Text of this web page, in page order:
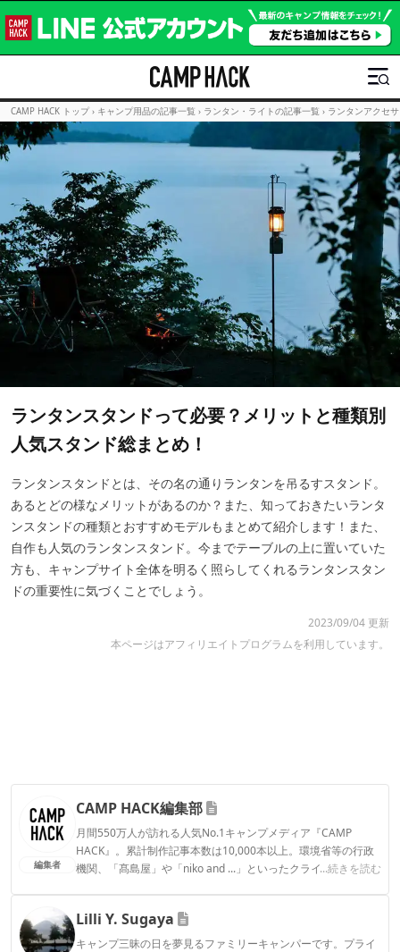
CAMP HACK トップ › キャンプ用品の記事一覧 › ランタン・ライトの記事一覧 › ランタンアクセ
ランタンスタンドって必要？メリットと種類別
人気スタンド総まとめ！
ランタンスタンドとは、その名の通りランタンを吊るすスタンド。
あるとどの様なメリットがあるのか？また、知っておきたいランタ
ンスタンドの種類とおすすめモデルもまとめて紹介します！また、
自作も人気のランタンスタンド。今までテーブルの上に置いていた
方も、キャンプサイト全体を明るく照らしてくれるランタンスタン
ドの重要性に気づくことでしょう。
2023/09/04 更新
本ページはアフィリエイトプログラムを利用しています。
編集者
CAMP HACK編集部
月間550万人が訪れる人気No.1キャンプメディア『CAMP
HACK』。累計制作記事本数は10,000本以上。環境省等の行政
機関、「髙島屋」や「niko and ...」といったクライアントとの
...続きを読む
CAMP HACK編集部のプロフィール
Lilli Y. Sugaya
キャンプ三昧の日を夢見るファミリーキャンパーです。プライ